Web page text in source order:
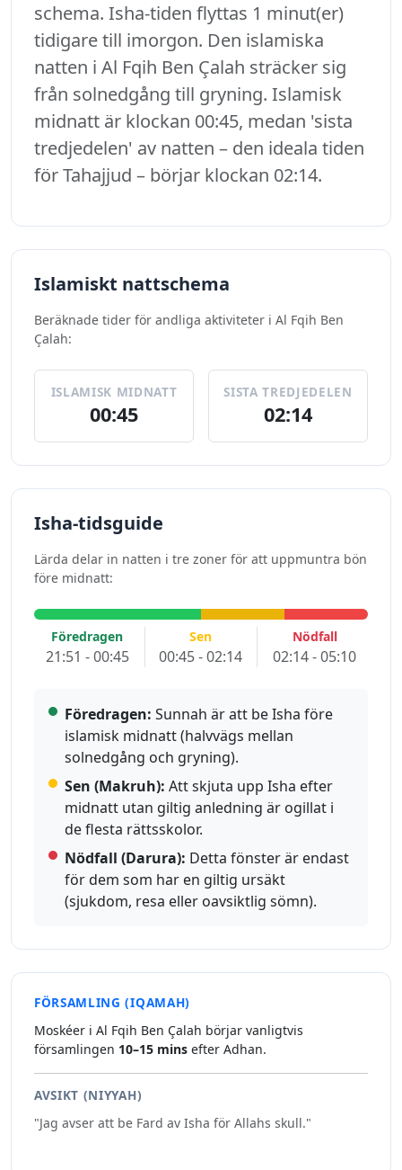
schema. Isha-tiden flyttas 1 minut(er)
tidigare till imorgon. Den islamiska
natten i Al Fqih Ben Çalah sträcker sig
från solnedgång till gryning. Islamisk
midnatt är klockan 00:45, medan 'sista
tredjedelen' av natten – den ideala tiden
för Tahajjud – börjar klockan 02:14.
Islamiskt nattschema
Beräknade tider för andliga aktiviteter i Al Fqih Ben
Çalah:
ISLAMISK MIDNATT
00:45
SISTA TREDJEDELEN
02:14
Isha-tidsguide
Lärda delar in natten i tre zoner för att uppmuntra bön
före midnatt:
Föredragen
21:51 - 00:45
Sen
00:45 - 02:14
Nödfall
02:14 - 05:10
Föredragen: Sunnah är att be Isha före
islamisk midnatt (halvvägs mellan
solnedgång och gryning).
Sen (Makruh): Att skjuta upp Isha efter
midnatt utan giltig anledning är ogillat i
de flesta rättsskolor.
Nödfall (Darura): Detta fönster är endast
för dem som har en giltig ursäkt
(sjukdom, resa eller oavsiktlig sömn).
FÖRSAMLING (IQAMAH)
Moskéer i Al Fqih Ben Çalah börjar vanligtvis
församlingen 10–15 mins efter Adhan.
AVSIKT (NIYYAH)
"Jag avser att be Fard av Isha för Allahs skull."